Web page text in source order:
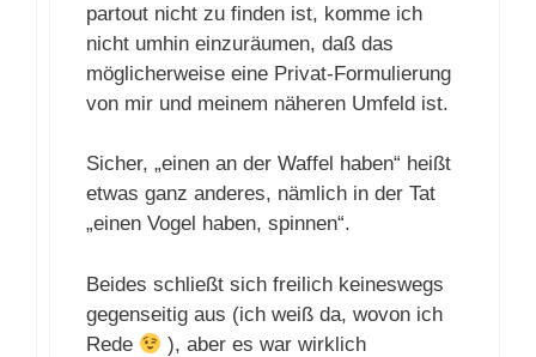
partout nicht zu finden ist, komme ich
nicht umhin einzuräumen, daß das
möglicherweise eine Privat-Formulierung
von mir und meinem näheren Umfeld ist.
Sicher, „einen an der Waffel haben“ heißt
etwas ganz anderes, nämlich in der Tat
„einen Vogel haben, spinnen“.
Beides schließt sich freilich keineswegs
gegenseitig aus (ich weiß da, wovon ich
Rede
), aber es war wirklich